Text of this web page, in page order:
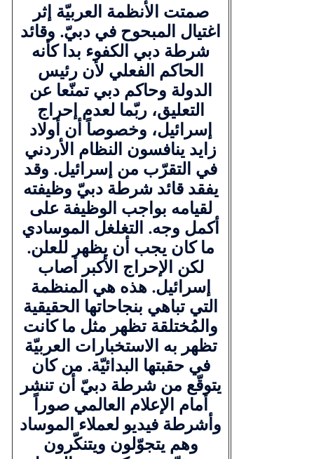
صمتت الأنظمة العربيّة إثر
اغتيال المبحوح في دبيّ. وقائد
شرطة دبي الكفوء بدا كأنه
الحاكم الفعلي لأن رئيس
الدولة وحاكم دبي تمنّعا عن
التعليق، ربّما لعدم إحراج
إسرائيل، وخصوصاً أن أولاد
زايد ينافسون النظام الأردني
في التقرّب من إسرائيل. وقد
يفقد قائد شرطة دبيّ وظيفته
لقيامه بواجب الوظيفة على
أكمل وجه. التغلغل الموسادي
ما كان يجب أن يظهر للعلن.
لكن الإحراج الأكبر أصاب
إسرائيل. هذه هي المنظمة
التي تباهي بنجاحاتها الحقيقية
والمُختلقة تظهر مثل ما كانت
تظهر به الاستخبارات العربيّة
في حقبتها البدائيّة. من كان
يتوقّع من شرطة دبيّ أن تنشر
أمام الإعلام العالمي صوراً
وأشرطة فيديو لعملاء الموساد
وهم يتجوّلون ويتنكّرون